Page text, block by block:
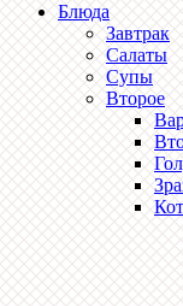
Блюда
Завтрак
Салаты
Супы
Второе